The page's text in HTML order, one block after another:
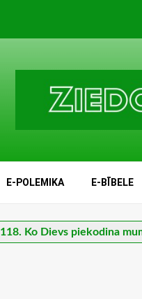
E-POLEMIKA E-BĪBELE
118. Ko Dievs piekodina